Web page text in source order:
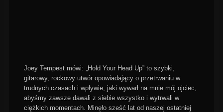
Joey Tempest mówi: „Hold Your Head Up” to szybki,
gitarowy, rockowy utwór opowiadający o przetrwaniu w
trudnych czasach i wpływie, jaki wywarł na mnie mój ojciec,
abyśmy zawsze dawali z siebie wszystko i wytrwali w
ciężkich momentach. Minęło sześć lat od naszej ostatniej